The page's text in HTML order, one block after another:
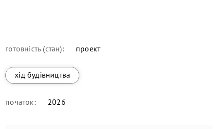
готовність (стан): проект
хід будівництва
початок: 2026